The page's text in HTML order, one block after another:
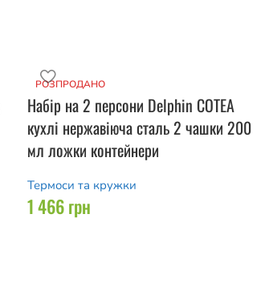
РОЗПРОДАНО
Набір на 2 персони Delphin COTEA
кухлі нержавіюча сталь 2 чашки 200
мл ложки контейнери
Термоси та кружки
1 466грн